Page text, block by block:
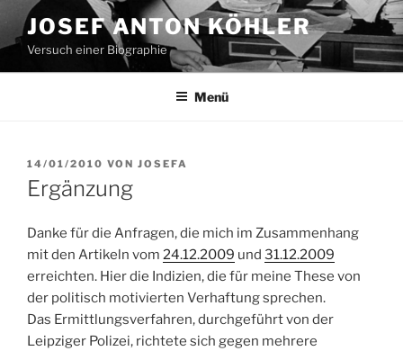
Inhalt
springen
JOSEF ANTON KÖHLER
Versuch einer Biographie
Menü
VERÖFFENTLICHT
AM
14/01/2010 VON JOSEFA
Ergänzung
Danke für die Anfragen, die mich im Zusammenhang
mit den Artikeln vom 24.12.2009 und 31.12.2009
erreichten. Hier die Indizien, die für meine These von
der politisch motivierten Verhaftung sprechen.
Das Ermittlungsverfahren, durchgeführt von der
Leipziger Polizei, richtete sich gegen mehrere